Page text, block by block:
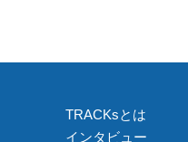
TRACKsとは
インタビュー